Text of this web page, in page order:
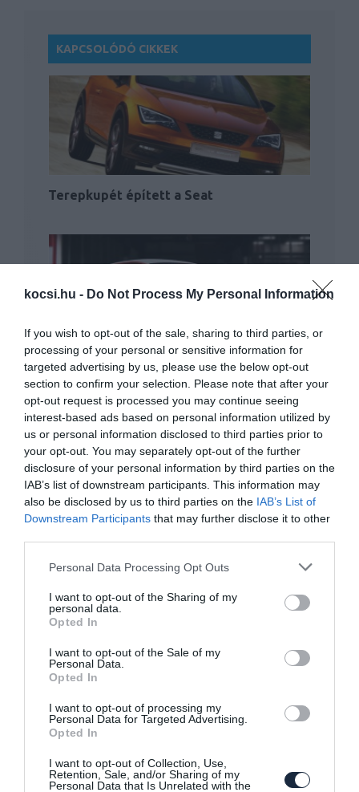
kocsi.hu - Do Not Process My Personal Information
If you wish to opt-out of the sale, sharing to third parties, or
processing of your personal or sensitive information for
targeted advertising by us, please use the below opt-out
section to confirm your selection. Please note that after your
opt-out request is processed you may continue seeing
interest-based ads based on personal information utilized by
us or personal information disclosed to third parties prior to
your opt-out. You may separately opt-out of the further
disclosure of your personal information by third parties on the
IAB’s list of downstream participants. This information may
also be disclosed by us to third parties on the IAB’s List of
Downstream Participants that may further disclose it to other
Please note that this website/app uses one or more Google
not limited to your visit or usage behaviour. You may click to
grant or deny consent to Google and its third-party tags to
use your data for below specified purposes in below Google
consent section.
Personal Data Processing Opt Outs
I want to opt-out of the Sharing of my
personal data.
Opted In
I want to opt-out of the Sale of my
Personal Data.
Opted In
I want to opt-out of processing my
Personal Data for Targeted Advertising.
Opted In
I want to opt-out of Collection, Use,
Retention, Sale, and/or Sharing of my
Personal Data that Is Unrelated with the
KAPCSOLÓDÓ CIKKEK
Terepkupét épített a Seat
300 lóerős szuper-Cupra jön jövőre
Szivárognak az első Seat Leon részletek
A Seat is rááll a villanyosításra